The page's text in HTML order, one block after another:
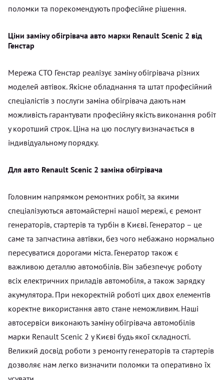
поломки та порекомендують професійне рішення.
Ціни заміну обігрівача авто марки Renault Scenic 2 від
Генстар
Мережа СТО Генстар реалізує заміну обігрівача різних
моделей автівок. Якісне обладнання та штат професійний
спеціалістів з послуги заміна обігрівача дають нам
можливість гарантувати професійну якість виконання робіт
у коротший строк. Ціна на цю послугу визначається в
індивідуальному порядку.
Для авто Renault Scenic 2 заміна обігрівача
Головним напрямком ремонтних робіт, за якими
спеціалізуються автомайстерні нашої мережі, є ремонт
генераторів, стартерів та турбін в Києві. Генератор – це
саме та запчастина автівки, без чого небажано нормально
пересуватися дорогами міста. Генератор також є
важливою деталлю автомобілів. Він забезпечує роботу
всіх електричних приладів автомобіля, а також зарядку
акумулятора. При некоректній роботі цих двох елементів
коректне використання авто стане неможливим. Наші
автосервіси виконають заміну обігрівача автомобілів
марки Renault Scenic 2 у Києві будь якої складності.
Великий досвід роботи з ремонту генераторів та стартерів
дозволяє нам легко визначити поломки та оперативно їх